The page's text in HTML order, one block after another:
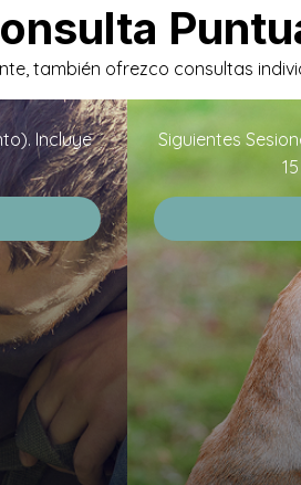
también ofrezco consultas
Incluye
Siguientes